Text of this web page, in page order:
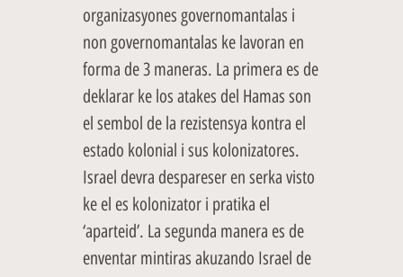
organizasyones governomantalas i
non governomantalas ke lavoran en
forma de 3 maneras. La primera es de
deklarar ke los atakes del Hamas son
el sembol de la rezistensya kontra el
estado kolonial i sus kolonizatores.
Israel devra despareser en serka visto
ke el es kolonizator i pratika el
‘aparteid’. La segunda manera es de
enventar mintiras akuzando Israel de